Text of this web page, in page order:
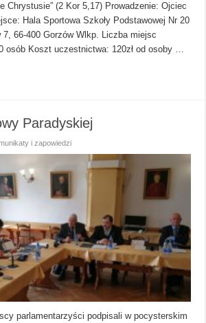
Chrystusie” (2 Kor 5,17) Prowadzenie: Ojciec
Hala Sportowa Szkoły Podstawowej Nr 20
66-400 Gorzów Wlkp. Liczba miejsc
osób Koszt uczestnictwa: 120zł od osoby …
Paradyskiej
i zapowiedzi
parlamentarzyści podpisali w pocysterskim